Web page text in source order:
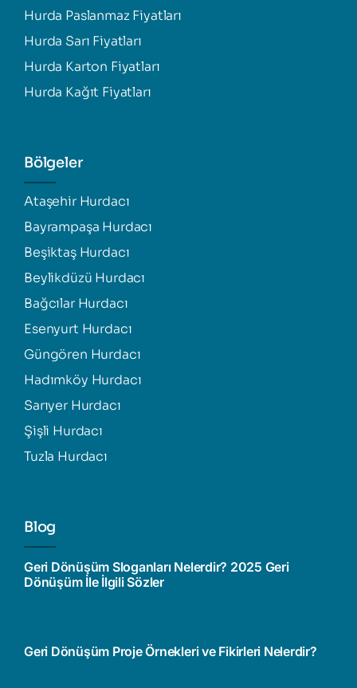
Hurda Paslanmaz Fiyatları
Hurda Sarı Fiyatları
Hurda Karton Fiyatları
Hurda Kağıt Fiyatları
Bölgeler
Ataşehir Hurdacı
Bayrampaşa Hurdacı
Beşiktaş Hurdacı
Beylikdüzü Hurdacı
Bağcılar Hurdacı
Esenyurt Hurdacı
Güngören Hurdacı
Hadımköy Hurdacı
Sarıyer Hurdacı
Şişli Hurdacı
Tuzla Hurdacı
Blog
Geri Dönüşüm Sloganları Nelerdir? 2025 Geri
Dönüşüm İle İlgili Sözler
Geri Dönüşüm Proje Örnekleri ve Fikirleri Nelerdir?